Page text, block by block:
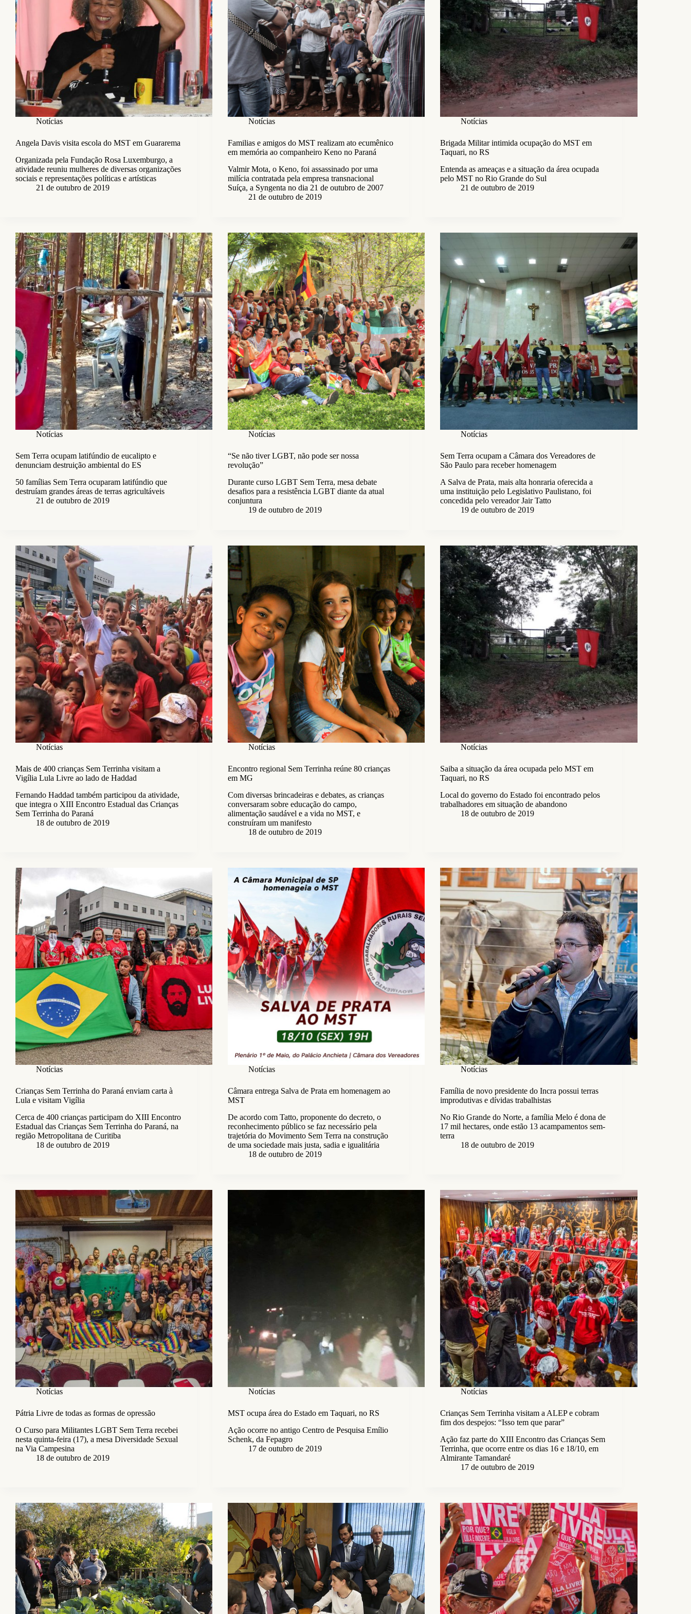
Notícias
Angela Davis visita escola do MST em Guararema
Organizada pela Fundação Rosa Luxemburgo, a
atividade reuniu mulheres de diversas organizações
sociais e representações políticas e artísticas
21 de outubro de 2019
Notícias
Familias e amigos do MST realizam ato ecumênico
em memória ao companheiro Keno no Paraná
Valmir Mota, o Keno, foi assassinado por uma
milícia contratada pela empresa transnacional
Suíça, a Syngenta no dia 21 de outubro de 2007
21 de outubro de 2019
Notícias
Brigada Militar intimida ocupação do MST em
Taquari, no RS
Entenda as ameaças e a situação da área ocupada
pelo MST no Rio Grande do Sul
21 de outubro de 2019
Notícias
Sem Terra ocupam latifúndio de eucalipto e
denunciam destruição ambiental do ES
50 famílias Sem Terra ocuparam latifúndio que
destruíam grandes áreas de terras agricultáveis
21 de outubro de 2019
Notícias
“Se não tiver LGBT, não pode ser nossa
revolução”
Durante curso LGBT Sem Terra, mesa debate
desafios para a resistência LGBT diante da atual
conjuntura
19 de outubro de 2019
Notícias
Sem Terra ocupam a Câmara dos Vereadores de
São Paulo para receber homenagem
A Salva de Prata, mais alta honraria oferecida a
uma instituição pelo Legislativo Paulistano, foi
concedida pelo vereador Jair Tatto
19 de outubro de 2019
Notícias
Mais de 400 crianças Sem Terrinha visitam a
Vigília Lula Livre ao lado de Haddad
Fernando Haddad também participou da atividade,
que integra o XIII Encontro Estadual das Crianças
Sem Terrinha do Paraná
18 de outubro de 2019
Notícias
Encontro regional Sem Terrinha reúne 80 crianças
em MG
Com diversas brincadeiras e debates, as crianças
conversaram sobre educação do campo,
alimentação saudável e a vida no MST, e
construíram um manifesto
18 de outubro de 2019
Notícias
Saiba a situação da área ocupada pelo MST em
Taquari, no RS
Local do governo do Estado foi encontrado pelos
trabalhadores em situação de abandono
18 de outubro de 2019
Notícias
Crianças Sem Terrinha do Paraná enviam carta à
Lula e visitam Vigília
Cerca de 400 crianças participam do XIII Encontro
Estadual das Crianças Sem Terrinha do Paraná, na
região Metropolitana de Curitiba
18 de outubro de 2019
Notícias
Câmara entrega Salva de Prata em homenagem ao
MST
De acordo com Tatto, proponente do decreto, o
reconhecimento público se faz necessário pela
trajetória do Movimento Sem Terra na construção
de uma sociedade mais justa, sadia e igualitária
18 de outubro de 2019
Notícias
Família de novo presidente do Incra possui terras
improdutivas e dívidas trabalhistas
No Rio Grande do Norte, a família Melo é dona de
17 mil hectares, onde estão 13 acampamentos sem-
terra
18 de outubro de 2019
Notícias
Pátria Livre de todas as formas de opressão
O Curso para Militantes LGBT Sem Terra recebei
nesta quinta-feira (17), a mesa Diversidade Sexual
na Via Campesina
18 de outubro de 2019
Notícias
MST ocupa área do Estado em Taquari, no RS
Ação ocorre no antigo Centro de Pesquisa Emílio
Schenk, da Fepagro
17 de outubro de 2019
Notícias
Crianças Sem Terrinha visitam a ALEP e cobram
fim dos despejos: “Isso tem que parar”
Ação faz parte do XIII Encontro das Crianças Sem
Terrinha, que ocorre entre os dias 16 e 18/10, em
Almirante Tamandaré
17 de outubro de 2019